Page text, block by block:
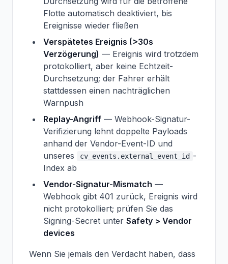
Flotte automatisch deaktiviert, bis
Ereignisse wieder fließen
Verspätetes Ereignis (>30s
Verzögerung) — Ereignis wird trotzdem
protokolliert, aber keine Echtzeit-
Durchsetzung; der Fahrer erhält
stattdessen einen nachträglichen
Warnpush
Replay-Angriff — Webhook-Signatur-
Verifizierung lehnt doppelte Payloads
anhand der Vendor-Event-ID und
unseres
cv_events.external_event_id -
Index ab
Vendor-Signatur-Mismatch —
Webhook gibt 401 zurück, Ereignis wird
nicht protokolliert; prüfen Sie das
Signing-Secret unter Safety > Vendor
devices
Wenn Sie jemals den Verdacht haben, dass